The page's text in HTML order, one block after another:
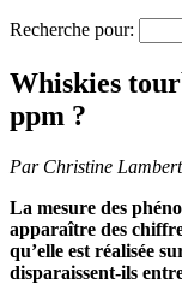
Recherche pour:
Whiskies
ppm ?
Par Christine
La mesure des
apparaître des
qu’elle est réalisée
disparaissent-ils